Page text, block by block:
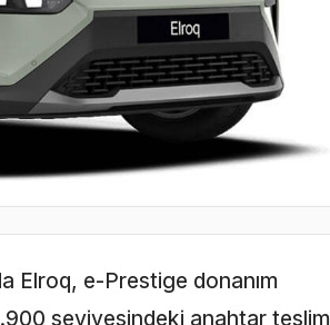
Elroq, e-Prestige donanım
seviyesindeki anahtar teslim